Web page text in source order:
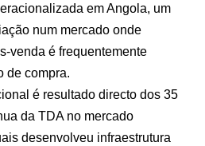
em Angola, um
num mercado onde
venda é frequentemente
de compra.
é resultado directo dos 35
da TDA no mercado
desenvolveu infraestrutura